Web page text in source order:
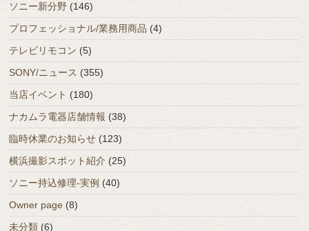
ソニー新分野 (146)
プロフェッショナル/業務用商品 (4)
テレビリモコン (5)
SONY/ニュース (355)
当店イベント (180)
ナカムラ電器店舗情報 (38)
臨時休業のお知らせ (123)
横浜撮影スポット紹介 (25)
ソニー持込修理-実例 (40)
Owner page (8)
未分類 (6)